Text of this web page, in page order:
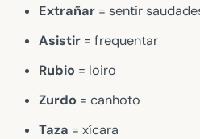
Extrañar = sentir
Asistir = frequentar
Rubio = loiro
Zurdo = canhoto
Taza = xícara